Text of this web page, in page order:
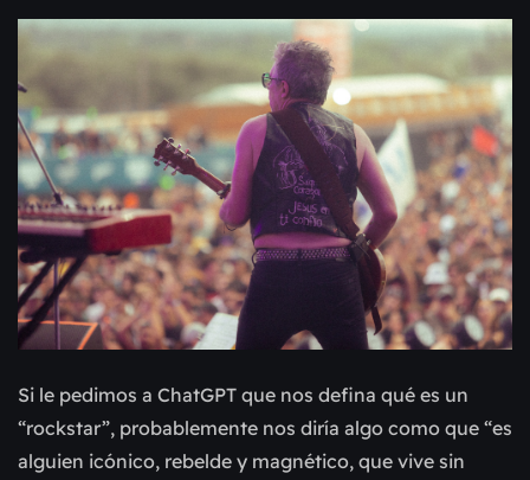
Si le pedimos a ChatGPT que nos defina qué es un
“rockstar”, probablemente nos diría algo como que “es
alguien icónico, rebelde y magnético, que vive sin